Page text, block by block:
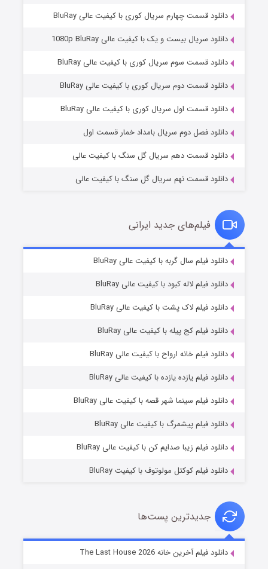
عملیات آپارتمان
قسمت۲ (زیرنویس) منتشر شد
قسمت۲ (زیرنویس) منتشر شد
شوگر فصل ۲
دانلود قسمت چهارم سریال کوری با کیفیت عالی BluRay
دانلود سریال بیست و یک با کیفیت عالی 1080p BluRay
دانلود قسمت سوم سریال کوری با کیفیت عالی BluRay
دانلود قسمت دوم سریال کوری با کیفیت عالی BluRay
دانلود قسمت اول سریال کوری با کیفیت عالی BluRay
دانلود فصل دوم سریال بامداد خمار قسمت اول
دانلود قسمت دهم سریال گل سنگ با کیفیت عالی
دانلود قسمت نهم سریال گل سنگ با کیفیت عالی
فیلم‌های جدید ایرانی
دانلود فیلم سال گربه با کیفیت عالی BluRay
دانلود فیلم لاله کبود با کیفیت عالی BluRay
دانلود فیلم لاک پشت با کیفیت عالی BluRay
دانلود فیلم کج‌ پیله با کیفیت عالی BluRay
دانلود فیلم خانه ارواح با کیفیت عالی BluRay
دانلود فیلم یازده یازده با کیفیت عالی BluRay
دانلود فیلم سینما شهر قصه با کیفیت عالی BluRay
دانلود فیلم پیشمرگ با کیفیت عالی BluRay
دانلود فیلم زیبا صدایم کن با کیفیت عالی BluRay
دانلود فیلم کوکتل مولوتوف با کیفیت BluRay
جدیدترین پست‌ها
دانلود فیلم آخرین خانه The Last House 2026